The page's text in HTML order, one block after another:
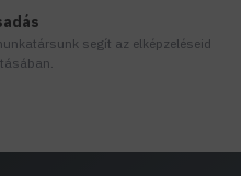
segít az elképzeléseid